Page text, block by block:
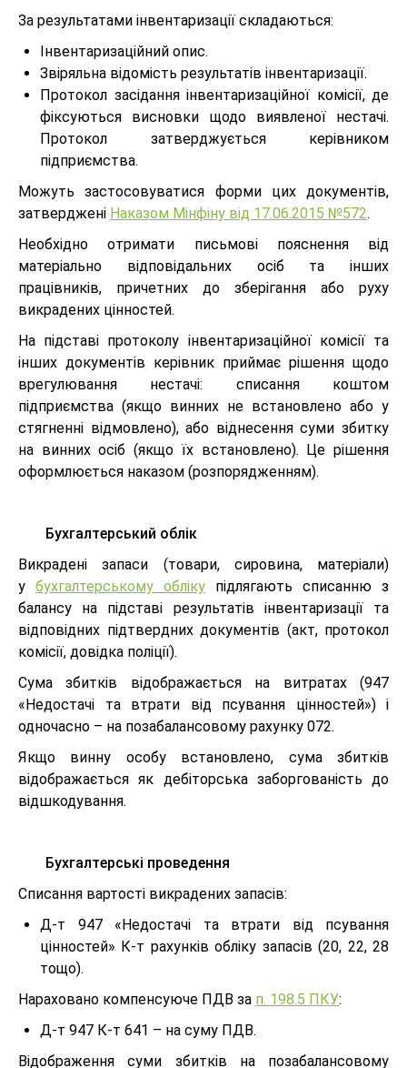
За результатами інвентаризації складаються:
Інвентаризаційний опис.
Звіряльна відомість результатів інвентаризації.
Протокол засідання інвентаризаційної комісії, де
фіксуються висновки щодо виявленої нестачі.
Протокол затверджується керівником
підприємства.
Можуть застосовуватися форми цих документів,
затверджені Наказом Мінфіну від 17.06.2015 №572.
Необхідно отримати письмові пояснення від
матеріально відповідальних осіб та інших
працівників, причетних до зберігання або руху
викрадених цінностей.
На підставі протоколу інвентаризаційної комісії та
інших документів керівник приймає рішення щодо
врегулювання нестачі: списання коштом
підприємства (якщо винних не встановлено або у
стягненні відмовлено), або віднесення суми збитку
на винних осіб (якщо їх встановлено). Це рішення
оформлюється наказом (розпорядженням).
Бухгалтерський облік
Викрадені запаси (товари, сировина, матеріали)
у бухгалтерському обліку підлягають списанню з
балансу на підставі результатів інвентаризації та
відповідних підтвердних документів (акт, протокол
комісії, довідка поліції).
Сума збитків відображається на витратах (947
«Недостачі та втрати від псування цінностей») і
одночасно – на позабалансовому рахунку 072.
Якщо винну особу встановлено, сума збитків
відображається як дебіторська заборгованість до
відшкодування.
Бухгалтерські проведення
Списання вартості викрадених запасів:
Д-т 947 «Недостачі та втрати від псування
цінностей» К-т рахунків обліку запасів (20, 22, 28
тощо).
Нараховано компенсуюче ПДВ за п. 198.5 ПКУ:
Д-т 947 К-т 641 – на суму ПДВ.
Відображення суми збитків на позабалансовому